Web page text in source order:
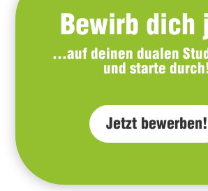
Bewirb dich
…auf deinen dualen
und starte
Jetzt bewerben!